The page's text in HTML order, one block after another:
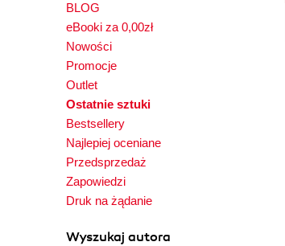
BLOG
eBooki za 0,00zł
Nowości
Promocje
Outlet
Ostatnie sztuki
Bestsellery
Najlepiej oceniane
Przedsprzedaż
Zapowiedzi
Druk na żądanie
Wyszukaj autora